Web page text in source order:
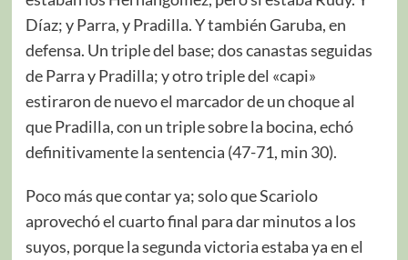
Díaz; y Parra, y Pradilla. Y también Garuba, en
defensa. Un triple del base; dos canastas seguidas
de Parra y Pradilla; y otro triple del «capi»
estiraron de nuevo el marcador de un choque al
que Pradilla, con un triple sobre la bocina, echó
definitivamente la sentencia (47-71, min 30).
Poco más que contar ya; solo que Scariolo
aprovechó el cuarto final para dar minutos a los
suyos, porque la segunda victoria estaba ya en el